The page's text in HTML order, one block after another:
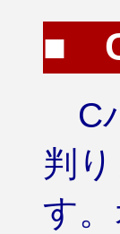
■ C
C
判
す